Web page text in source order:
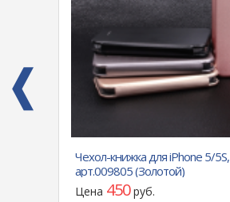
Чехол-книжка для iPhone 5/5S,
арт.009805 (Золотой)
Цена 450руб.